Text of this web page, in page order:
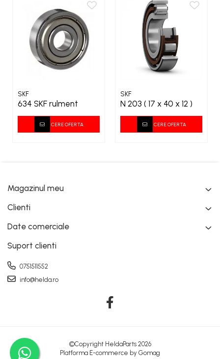
SKF
634 SKF rulment
CERE OFERTA
SKF
N 203 ( 17 x 40 x 12 )
CERE OFERTA
Magazinul meu
Clienti
Date comerciale
Suport clienti
0751511552
info@helda.ro
©Copyright HeldaParts 2026
Platforma E-commerce by Gomag